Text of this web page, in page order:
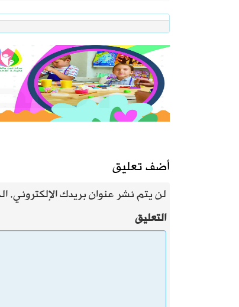
أضف تعليق
لن يتم نشر عنوان بريدك الإلكتروني.
التعليق